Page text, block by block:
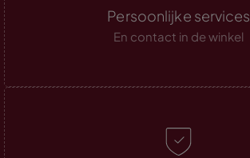
Persoonlijke services
En contact in de winkel